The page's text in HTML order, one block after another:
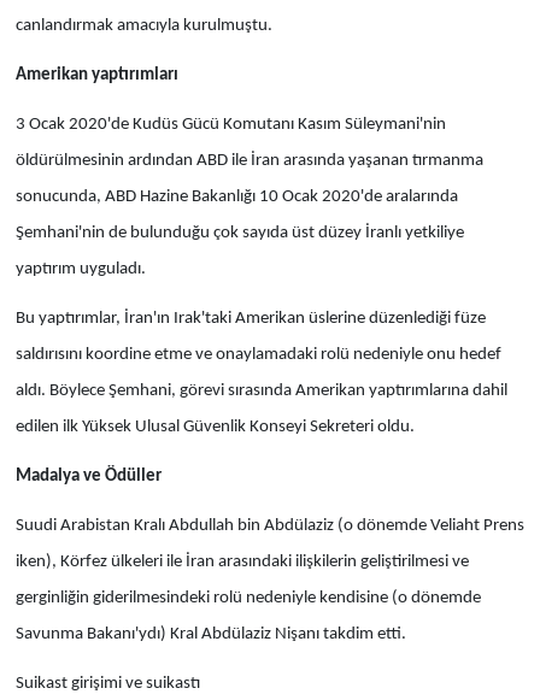
canlandırmak amacıyla kurulmuştu.
Amerikan yaptırımları
3 Ocak 2020'de Kudüs Gücü Komutanı Kasım Süleymani'nin
öldürülmesinin ardından ABD ile İran arasında yaşanan tırmanma
sonucunda, ABD Hazine Bakanlığı 10 Ocak 2020'de aralarında
Şemhani'nin de bulunduğu çok sayıda üst düzey İranlı yetkiliye
yaptırım uyguladı.
Bu yaptırımlar, İran'ın Irak'taki Amerikan üslerine düzenlediği füze
saldırısını koordine etme ve onaylamadaki rolü nedeniyle onu hedef
aldı. Böylece Şemhani, görevi sırasında Amerikan yaptırımlarına dahil
edilen ilk Yüksek Ulusal Güvenlik Konseyi Sekreteri oldu.
Madalya ve Ödüller
Suudi Arabistan Kralı Abdullah bin Abdülaziz (o dönemde Veliaht Prens
iken), Körfez ülkeleri ile İran arasındaki ilişkilerin geliştirilmesi ve
gerginliğin giderilmesindeki rolü nedeniyle kendisine (o dönemde
Savunma Bakanı'ydı) Kral Abdülaziz Nişanı takdim etti.
Suikast girişimi ve suikastı